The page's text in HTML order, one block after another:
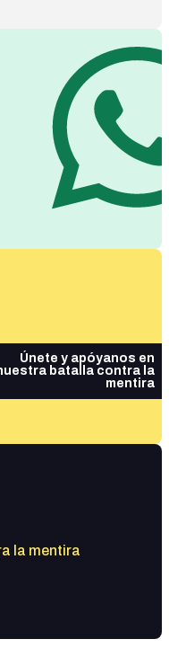
Únete y apóyanos en
batalla contra la
mentira
la mentira